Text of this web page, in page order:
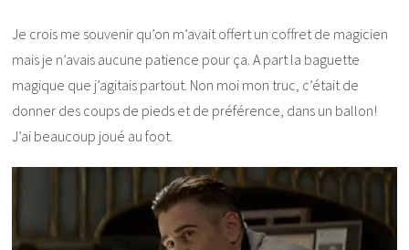
Je crois me souvenir qu’on m’avait offert un coffret de magicien
mais je n’avais aucune patience pour ça. A part la baguette
magique que j’agitais partout. Non moi mon truc, c’était de
donner des coups de pieds et de préférence, dans un ballon!
J’ai beaucoup joué au foot.